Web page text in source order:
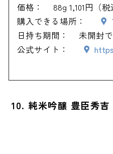
価格：
88g 1,101円（税
購入できる場所：
日持ち期間：
未開封
公式サイト：
10. 純米吟醸 豊臣秀